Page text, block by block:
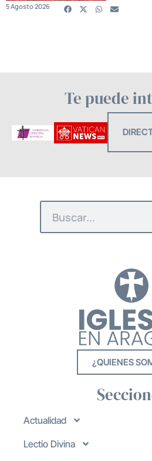
5 Agosto 2026
Te puede
¿QUIENES
Actualidad
Lectio Divina